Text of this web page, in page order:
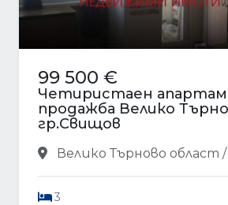
99 500 €
Четиристаен
продажба Велико
гр.Свищов
Велико Търново област
3